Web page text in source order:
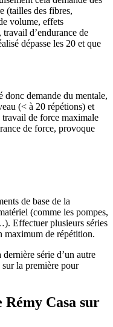
(tailles des fibres,
volume, effets
d’endurance de
dépasse les 20 et que
demande du mentale,
(< à 20 répétions) et
de force maximale
de force, provoque
de base de la
(comme les pompes,
Effectuer plusieurs séries
maximum de répétition.
série d’un autre
la première pour
Casa sur